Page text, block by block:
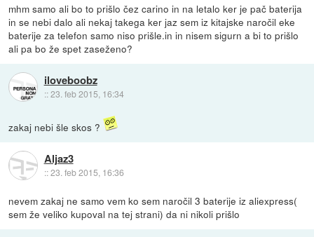
mhm samo ali bo to prišlo čez carino in na letalo ker je pač baterija
in se nebi dalo ali nekaj takega ker jaz sem iz kitajske naročil eke
baterije za telefon samo niso prišle.in in nisem sigurn a bi to prišlo
ali pa bo že spet zaseženo?
iloveboobz
::23. feb 2015, 16:34
zakaj nebi šle skos ?
Aljaz3
::23. feb 2015, 16:36
nevem zakaj ne samo vem ko sem naročil 3 baterije iz aliexpress(
sem že veliko kupoval na tej strani) da ni nikoli prišlo